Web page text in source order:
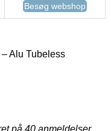
Besøg webshop
Alu Tubeless
på 40 anmeldelser